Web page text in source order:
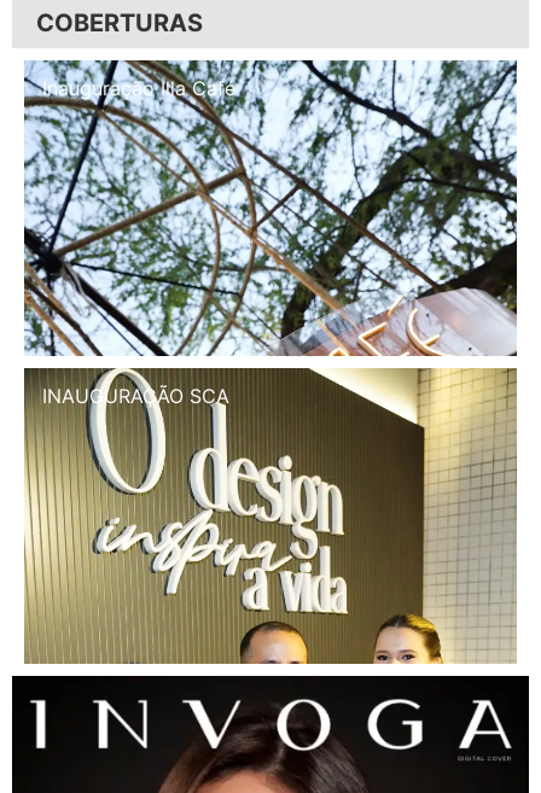
COBERTURAS
Inauguração Illa Café
INAUGURAÇÃO SCA